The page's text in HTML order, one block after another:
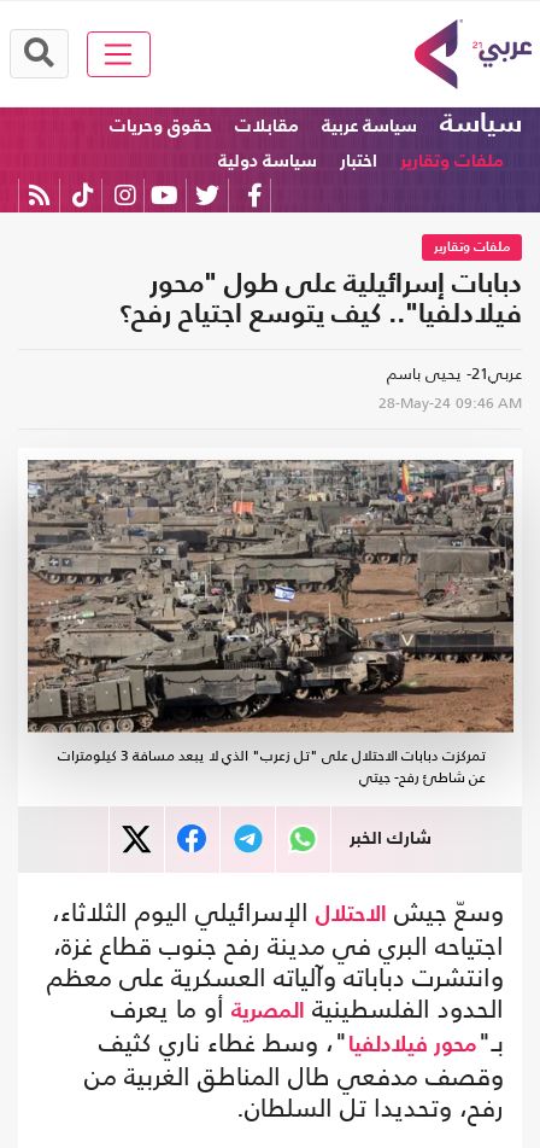
سياسة سياسة عربية مقابلات
حقوق وحريات
ملفات وتقارير
اختبار سياسة دولية
ملفات وتقارير
دبابات إسرائيلية على طول "محور
فيلادلفيا".. كيف يتوسع اجتياح رفح؟
عربي21- يحيى باسم
28-May-24 09:46 AM
تمركزت دبابات الاحتلال على "تل زعرب" الذي لا يبعد مسافة 3 كيلومترات
عن شاطئ رفح- جيتي
شارك الخبر
وسعّ جيش الاحتلال الإسرائيلي اليوم الثلاثاء،
اجتياحه البري في مدينة رفح جنوب قطاع غزة،
وانتشرت دباباته وآلياته العسكرية على معظم
الحدود الفلسطينية المصرية أو ما يعرف
بـ" محور فيلادلفيا "، وسط غطاء ناري كثيف
وقصف مدفعي طال المناطق الغربية من
رفح، وتحديدا تل السلطان.